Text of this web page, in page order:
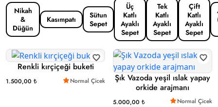
Nikah
&
Düğün
Kasımpatı
Sütun
Sepet
Üç
Katlı
Ayaklı
Sepet
Tek
Katlı
Ayaklı
Sepet
Çift
Katlı
Ayaklı
Sepet
Renkli kırçiçeği buketi
1.500,00 ₺ Normal Çicek
Şık Vazoda yeşil ıslak yapay
orkide arajmanı
5.000,00 ₺ Normal Çicek